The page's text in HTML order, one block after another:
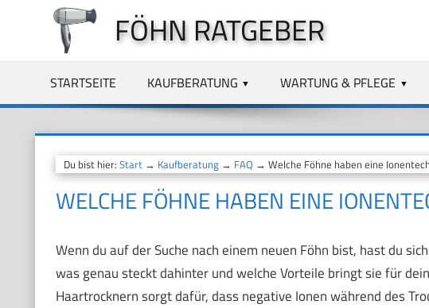
springen
FÖHN RATGEBER
STARTSEITE KAUFBERATUNG WARTUNG & PFLEGE
Du bist hier: Start→ Kaufberatung→ FAQ → Welche Föhne haben eine
WELCHE FÖHNE HABEN EINE
Wenn du auf der Suche nach einem neuen Föhn bist, hast du
was genau steckt dahinter und welche Vorteile bringt sie für
Haartrocknern sorgt dafür, dass negative Ionen während des